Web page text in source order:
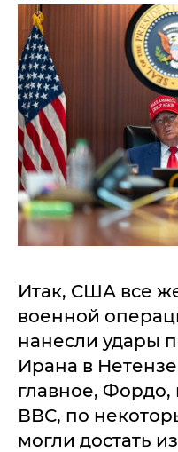
Итак, США все
военной
нанесли удары
Ирана в
главное, Фордо,
ВВС, по
могли достать